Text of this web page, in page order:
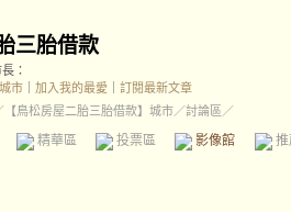
三胎借款
：
市 加入我的最愛
訂閱最新文章
【鳥松房屋二胎三胎借款】城市／討論區／
精華區 投票區 影像館